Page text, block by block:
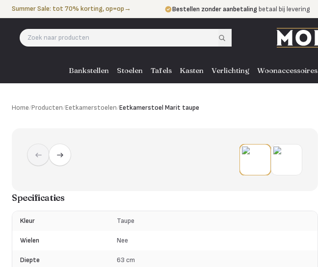
Naar de inhoud
Summer Sale: tot 70% korting, op=op→ Bestellen zonder aanbetaling betaal bij levering
Eigen bezorgdienst door heel NL, BE en DE
Bankstellen Stoelen Tafels Kasten Verlichting Woonaccessoires
Home/Producten/Eetkamerstoelen/Eetkamerstoel Marit taupe
Specificaties
Kleur Taupe
Wielen Nee
Diepte 63 cm